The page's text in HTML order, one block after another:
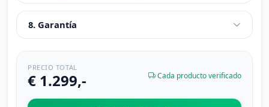
8. Garantía
PRECIO TOTAL
€ 1.299,- Cada producto verificado